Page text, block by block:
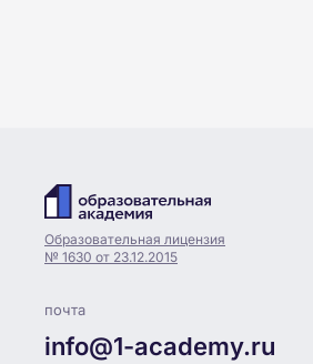
Образовательная лицензия
№ 1630 от 23.12.2015
почта
info@1-academy.ru